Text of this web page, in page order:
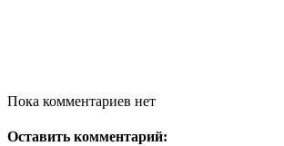
Пока комментариев нет
Оставить комментарий: